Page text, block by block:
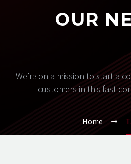
OUR
We’re on a mission to start a
customers in this fast
Home